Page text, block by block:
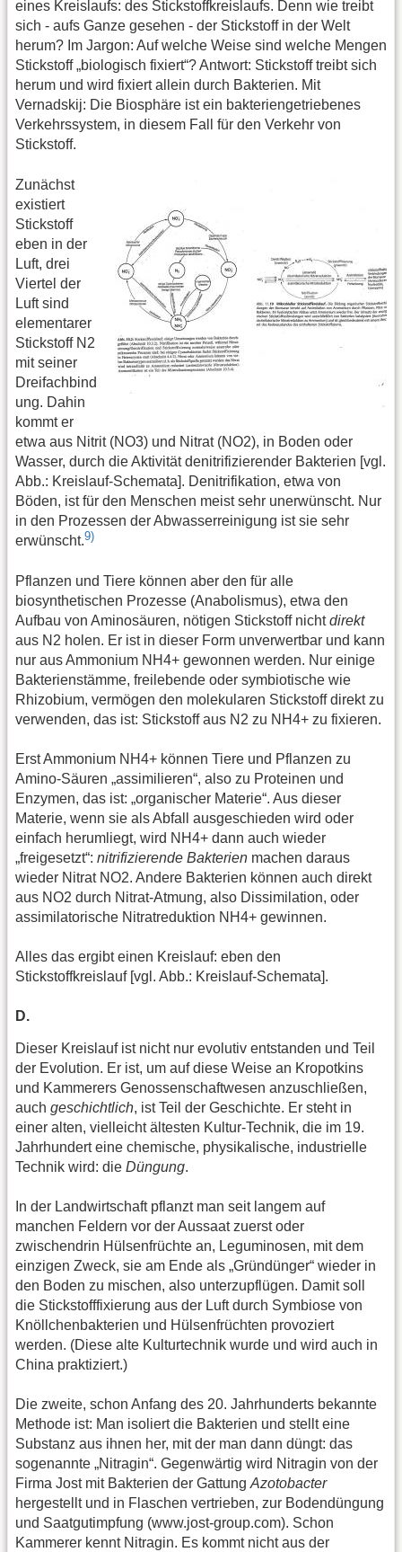
eines Kreislaufs: des Stickstoffkreislaufs. Denn wie treibt
sich - aufs Ganze gesehen - der Stickstoff in der Welt
herum? Im Jargon: Auf welche Weise sind welche Mengen
Stickstoff „biologisch fixiert“? Antwort: Stickstoff treibt sich
herum und wird fixiert allein durch Bakterien. Mit
Vernadskij: Die Biosphäre ist ein bakteriengetriebenes
Verkehrssystem, in diesem Fall für den Verkehr von
Stickstoff.
Zunächst
existiert
Stickstoff
eben in der
Luft, drei
Viertel der
Luft sind
elementarer
Stickstoff N2
mit seiner
Dreifachbind
ung. Dahin
kommt er
etwa aus Nitrit (NO3) und Nitrat (NO2), in Boden oder
Wasser, durch die Aktivität denitrifizierender Bakterien [vgl.
Abb.: Kreislauf-Schemata]. Denitrifikation, etwa von
Böden, ist für den Menschen meist sehr unerwünscht. Nur
in den Prozessen der Abwasserreinigung ist sie sehr
erwünscht.9)
Pflanzen und Tiere können aber den für alle
biosynthetischen Prozesse (Anabolismus), etwa den
Aufbau von Aminosäuren, nötigen Stickstoff nichtdirekt
aus N2 holen. Er ist in dieser Form unverwertbar und kann
nur aus Ammonium NH4+ gewonnen werden. Nur einige
Bakterienstämme, freilebende oder symbiotische wie
Rhizobium, vermögen den molekularen Stickstoff direkt zu
verwenden, das ist: Stickstoff aus N2 zu NH4+ zu fixieren.
Erst Ammonium NH4+ können Tiere und Pflanzen zu
Amino-Säuren „assimilieren“, also zu Proteinen und
Enzymen, das ist: „organischer Materie“. Aus dieser
Materie, wenn sie als Abfall ausgeschieden wird oder
einfach herumliegt, wird NH4+ dann auch wieder
„freigesetzt“: nitrifizierende Bakterien machen daraus
wieder Nitrat NO2. Andere Bakterien können auch direkt
aus NO2 durch Nitrat-Atmung, also Dissimilation, oder
assimilatorische Nitratreduktion NH4+ gewinnen.
Alles das ergibt einen Kreislauf: eben den
Stickstoffkreislauf [vgl. Abb.: Kreislauf-Schemata].
D.
Dieser Kreislauf ist nicht nur evolutiv entstanden und Teil
der Evolution. Er ist, um auf diese Weise an Kropotkins
und Kammerers Genossenschaftwesen anzuschließen,
auch geschichtlich, ist Teil der Geschichte. Er steht in
einer alten, vielleicht ältesten Kultur-Technik, die im 19.
Jahrhundert eine chemische, physikalische, industrielle
Technik wird: die Düngung.
In der Landwirtschaft pflanzt man seit langem auf
manchen Feldern vor der Aussaat zuerst oder
zwischendrin Hülsenfrüchte an, Leguminosen, mit dem
einzigen Zweck, sie am Ende als „Gründünger“ wieder in
den Boden zu mischen, also unterzupflügen. Damit soll
die Stickstofffixierung aus der Luft durch Symbiose von
Knöllchenbakterien und Hülsenfrüchten provoziert
werden. (Diese alte Kulturtechnik wurde und wird auch in
China praktiziert.)
Die zweite, schon Anfang des 20. Jahrhunderts bekannte
Methode ist: Man isoliert die Bakterien und stellt eine
Substanz aus ihnen her, mit der man dann düngt: das
sogenannte „Nitragin“. Gegenwärtig wird Nitragin von der
Firma Jost mit Bakterien der GattungAzotobacter
hergestellt und in Flaschen vertrieben, zur Bodendüngung
und Saatgutimpfung (www.jost-group.com). Schon
Kammerer kennt Nitragin. Es kommt nicht aus der